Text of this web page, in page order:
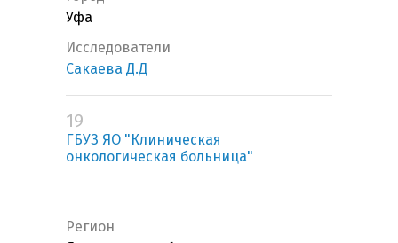
Уфа
Исследователи
Сакаева Д.Д
19
ГБУЗ ЯО "Клиническая
онкологическая больница"
Регион